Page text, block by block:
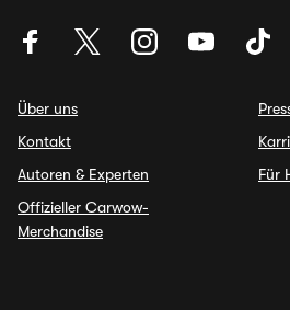
Über uns
Kontakt
Autoren & Experten
Offizieller Carwow-
Merchandise
Für